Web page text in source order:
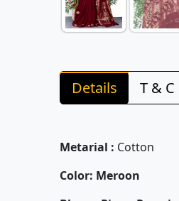
Details T & C
Metarial : Cotton
Color: Meroon